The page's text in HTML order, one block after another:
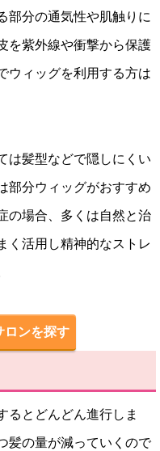
部分の通気性や肌触りに
を紫外線や衝撃から保護
ウィッグを利用する方は
は髪型などで隠しにくい
部分ウィッグがおすすめ
の場合、多くは自然と治
く活用し精神的なストレ
ロンを探す
るとどんどん進行しま
髪の量が減っていくので